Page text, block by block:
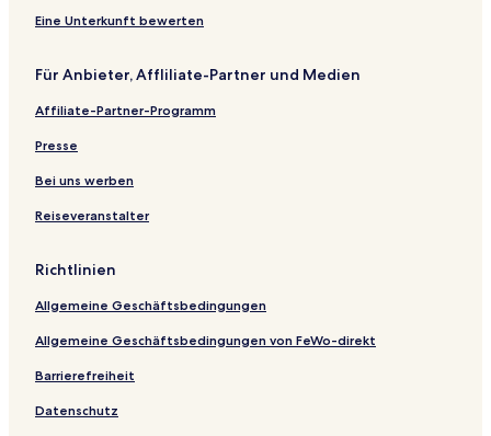
Eine Unterkunft bewerten
Für Anbieter, Affliliate-Partner und Medien
Affiliate-Partner-Programm
Presse
Bei uns werben
Reiseveranstalter
Richtlinien
Allgemeine Geschäftsbedingungen
Allgemeine Geschäftsbedingungen von FeWo-direkt
Barrierefreiheit
Datenschutz